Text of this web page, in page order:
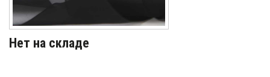
Нет на складе